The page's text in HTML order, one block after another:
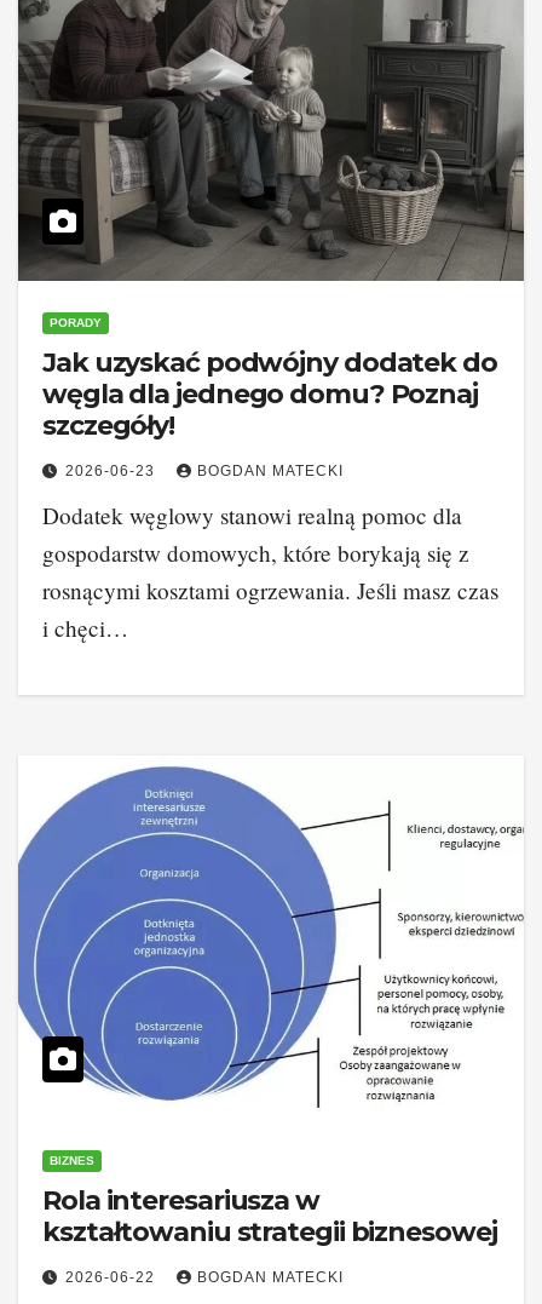
PORADY
Jak uzyskać podwójny dodatek do
węgla dla jednego domu? Poznaj
szczegóły!
2026-06-23 BOGDAN MATECKI
Dodatek węglowy stanowi realną pomoc dla
gospodarstw domowych, które borykają się z
rosnącymi kosztami ogrzewania. Jeśli masz czas
i chęci…
BIZNES
Rola interesariusza w
kształtowaniu strategii biznesowej
2026-06-22 BOGDAN MATECKI